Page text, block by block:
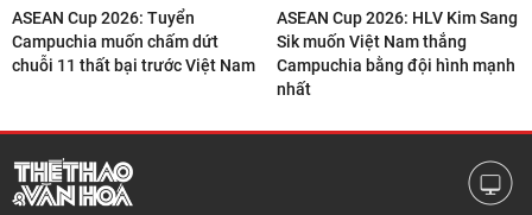
ASEAN Cup 2026: Tuyển
Campuchia muốn chấm dứt
chuỗi 11 thất bại trước Việt Nam
ASEAN Cup 2026: HLV Kim Sang
Sik muốn Việt Nam thắng
Campuchia bằng đội hình mạnh
nhất